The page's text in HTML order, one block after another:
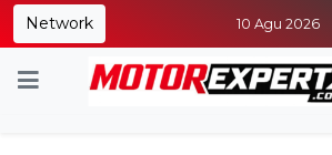
Network 10 Agu 2026